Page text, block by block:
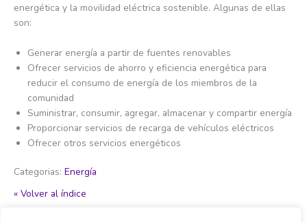
energética y la movilidad eléctrica sostenible. Algunas de ellas
son:
Generar energía a partir de fuentes renovables
Ofrecer servicios de ahorro y eficiencia energética para
reducir el consumo de energía de los miembros de la
comunidad
Suministrar, consumir, agregar, almacenar y compartir energía
Proporcionar servicios de recarga de vehículos eléctricos
Ofrecer otros servicios energéticos
Categorias: Energía
« Volver al índice